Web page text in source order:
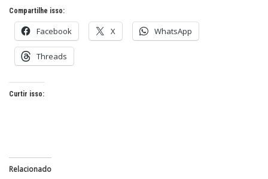
Compartilhe isso:
Facebook X WhatsApp
Threads
Curtir isso:
Relacionado